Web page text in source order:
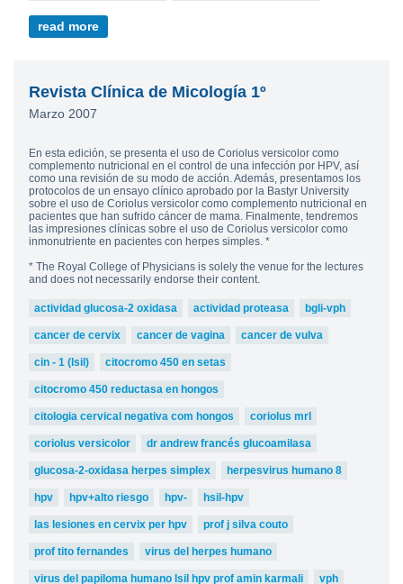
read more
Revista Clínica de Micología 1º
Marzo 2007
En esta edición, se presenta el uso de Coriolus versicolor como
complemento nutricional en el control de una infección por HPV, así
como una revisión de su modo de acción. Además, presentamos los
protocolos de un ensayo clínico aprobado por la Bastyr University
sobre el uso de Coriolus versicolor como complemento nutricional en
pacientes que han sufrido cáncer de mama. Finalmente, tendremos
las impresiones clínicas sobre el uso de Coriolus versicolor como
inmonutriente en pacientes con herpes simples. *
* The Royal College of Physicians is solely the venue for the lectures
and does not necessarily endorse their content.
actividad glucosa-2 oxidasa actividad proteasa bgli-vph
cancer de cervix cancer de vagina cancer de vulva
cin - 1 (lsil) citocromo 450 en setas
citocromo 450 reductasa en hongos
citologia cervical negativa com hongos coriolus mrl
coriolus versicolor dr andrew francés glucoamilasa
glucosa-2-oxidasa herpes simplex herpesvirus humano 8
hpv hpv+alto riesgo hpv- hsil-hpv
las lesiones en cervix per hpv prof j silva couto
prof tito fernandes virus del herpes humano
virus del papiloma humano lsil hpv prof amin karmali vph